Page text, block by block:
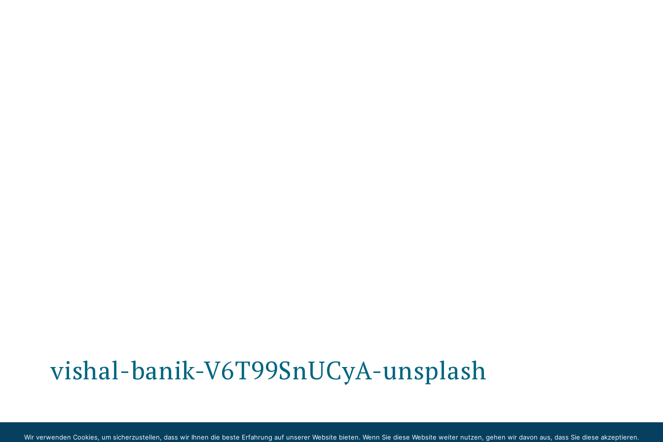
vishal-banik-V6T99SnUCyA-unsplash
Wir verwenden Cookies, um sicherzustellen, dass wir Ihnen die beste Erfahrung auf unserer Website bieten. Wenn Sie diese Website weiter nutzen, gehen wir davon aus, dass Sie diese akzeptieren.